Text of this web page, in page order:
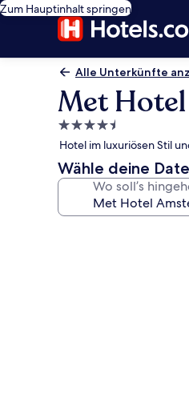
Zum Hauptinhalt springen
Alle Unterkünfte
Met
4.5-
Sterne-
Unterkunft
Hotel im luxuriösen Stil
Wähle deine
Wo soll’s